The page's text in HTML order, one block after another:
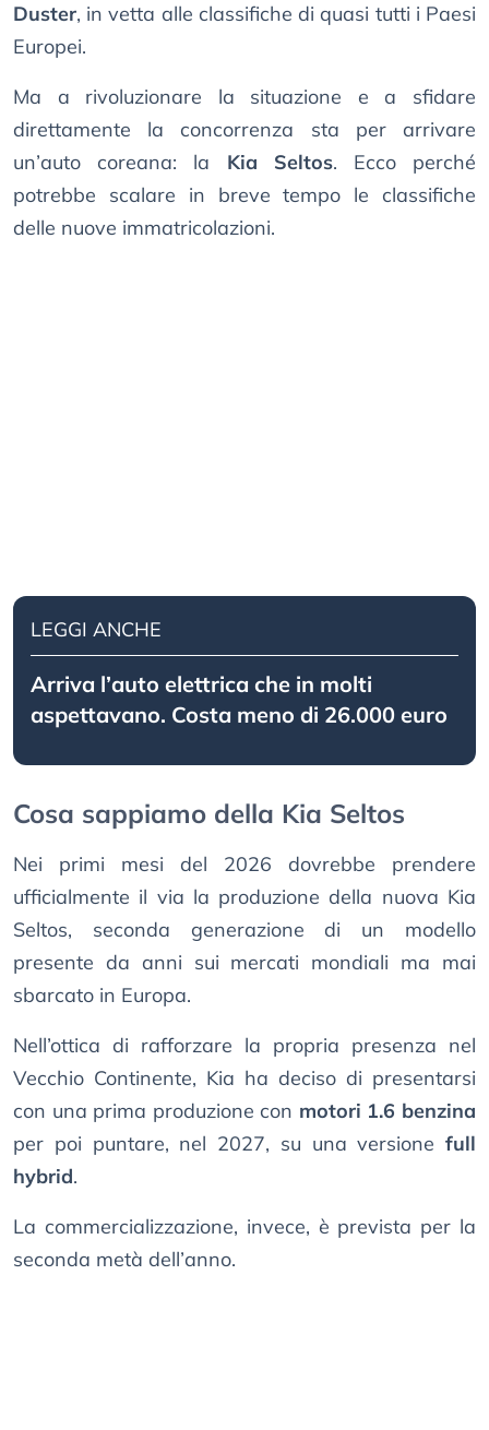
Duster, in vetta alle classifiche di quasi tutti i Paesi
Europei.
Ma a rivoluzionare la situazione e a sfidare
direttamente la concorrenza sta per arrivare
un’auto coreana: la Kia Seltos. Ecco perché
potrebbe scalare in breve tempo le classifiche
delle nuove immatricolazioni.
LEGGI ANCHE
Arriva l’auto elettrica che in molti
aspettavano. Costa meno di 26.000 euro
Cosa sappiamo della Kia Seltos
Nei primi mesi del 2026 dovrebbe prendere
ufficialmente il via la produzione della nuova Kia
Seltos, seconda generazione di un modello
presente da anni sui mercati mondiali ma mai
sbarcato in Europa.
Nell’ottica di rafforzare la propria presenza nel
Vecchio Continente, Kia ha deciso di presentarsi
con una prima produzione con motori 1.6 benzina
per poi puntare, nel 2027, su una versione full
hybrid.
La commercializzazione, invece, è prevista per la
seconda metà dell’anno.